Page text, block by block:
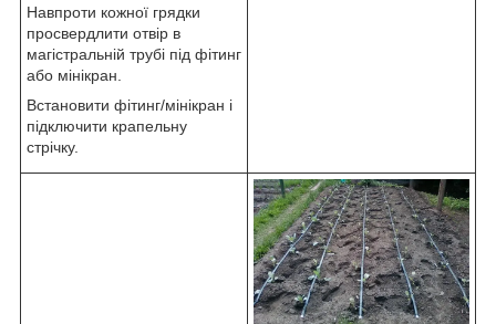
Навпроти кожної грядки
просвердлити отвір в
магістральній трубі під фітинг
або мінікран.
Встановити фітинг/мінікран і
підключити крапельну
стрічку.